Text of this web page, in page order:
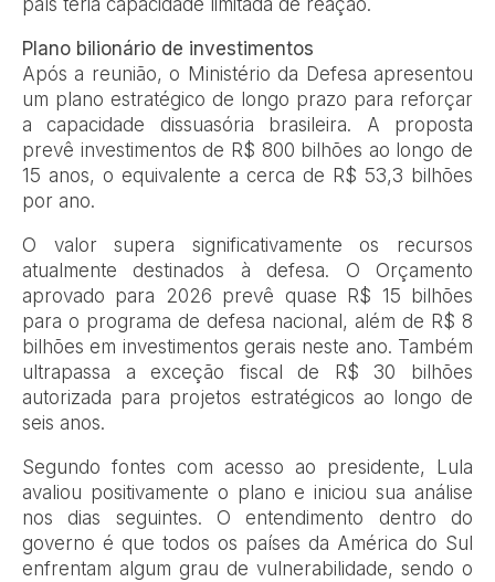
país teria capacidade limitada de reação.
Plano bilionário de investimentos
Após a reunião, o Ministério da Defesa apresentou
um plano estratégico de longo prazo para reforçar
a capacidade dissuasória brasileira. A proposta
prevê investimentos de R$ 800 bilhões ao longo de
15 anos, o equivalente a cerca de R$ 53,3 bilhões
por ano.
O valor supera significativamente os recursos
atualmente destinados à defesa. O Orçamento
aprovado para 2026 prevê quase R$ 15 bilhões
para o programa de defesa nacional, além de R$ 8
bilhões em investimentos gerais neste ano. Também
ultrapassa a exceção fiscal de R$ 30 bilhões
autorizada para projetos estratégicos ao longo de
seis anos.
Segundo fontes com acesso ao presidente, Lula
avaliou positivamente o plano e iniciou sua análise
nos dias seguintes. O entendimento dentro do
governo é que todos os países da América do Sul
enfrentam algum grau de vulnerabilidade, sendo o